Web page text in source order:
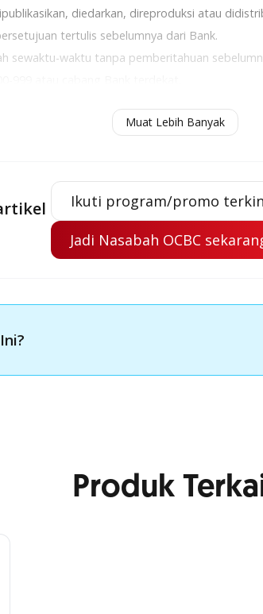
diedarkan, direproduksi atau
tertulis sebelumnya dari Bank.
sewaktu-waktu tanpa pemberitahuan
Muat Lebih Banyak
Ikuti program/promo
Jadi Nasabah OCBC
Produk